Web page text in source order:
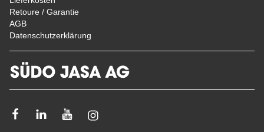
Retoure / Garantie
AGB
Datenschutzerklärung
FacebookLinkedinYoutubeInstagram